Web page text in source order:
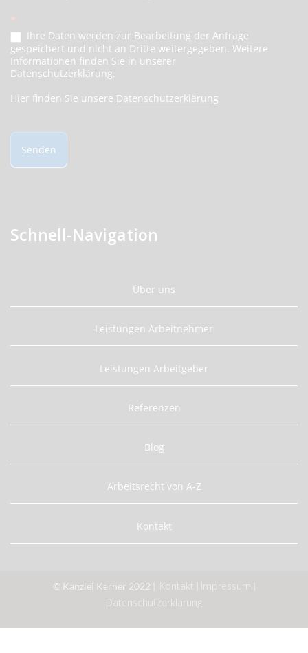
*
Ihre Daten werden zur Bearbeitung der Anfrage
gespeichert und nicht an Dritte weitergegeben. Weitere
Informationen finden Sie in unserer
Datenschutzerklärung.
Hier finden Sie unsere Datenschutzerklärung
Senden
Schnell-Navigation
Über uns
Leistungen Arbeitnehmer
Leistungen Arbeitgeber
Referenzen
Blog
Arbeitsrecht von A-Z
Kontakt
© Kanzlei Kerner 2022 | Kontakt Impressum
Datenschutzerklärung